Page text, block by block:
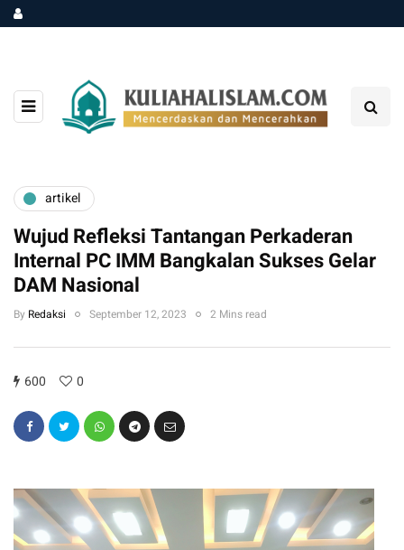
artikel
Wujud Refleksi Tantangan Perkaderan
Internal PC IMM Bangkalan Sukses Gelar
DAM Nasional
By Redaksi September 12, 2023 2 Mins read
600 0